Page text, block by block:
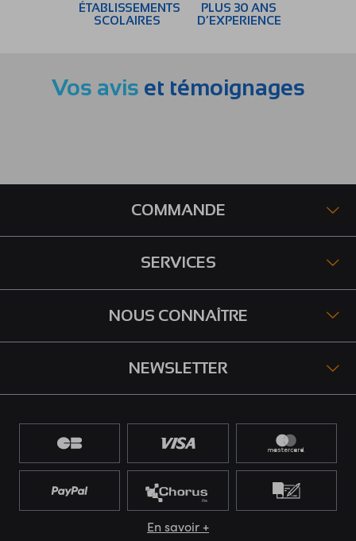
ÉTABLISSEMENTS
SCOLAIRES
PLUS 30 ANS
D’EXPERIENCE
Vos avis et témoignages
COMMANDE
SERVICES
NOUS CONNAÎTRE
NEWSLETTER
En savoir +